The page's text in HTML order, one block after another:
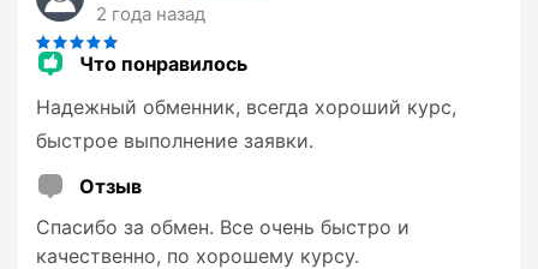
2 года назад
Что понравилось
Надежный обменник, всегда хороший курс,
быстрое выполнение заявки.
Отзыв
Спасибо за обмен. Все очень быстро и
качественно, по хорошему курсу.